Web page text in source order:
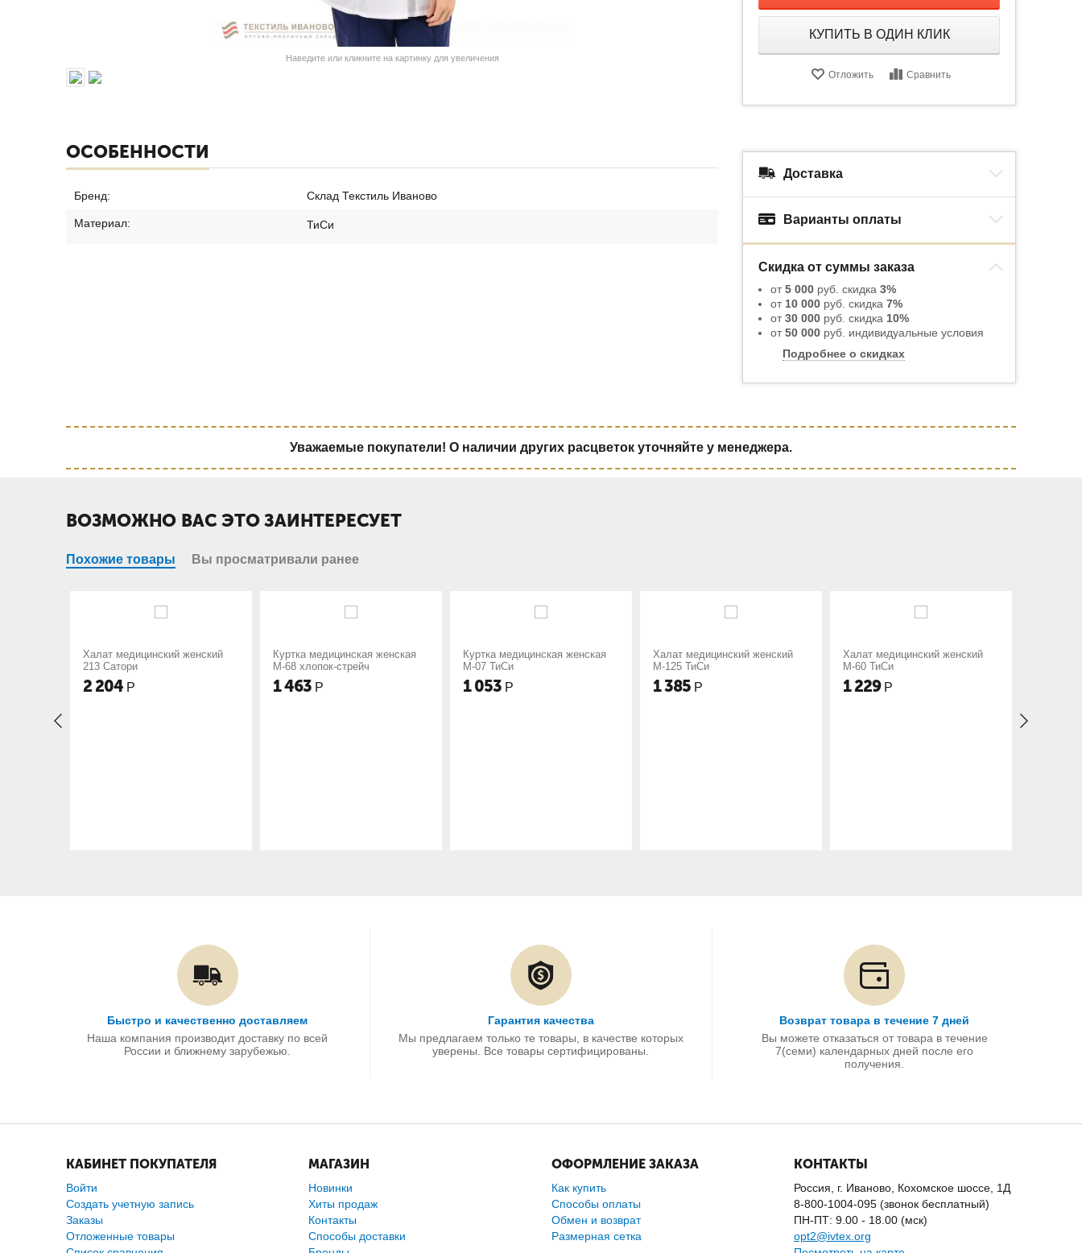
Наведите или кликните на картинку для увеличения
КУПИТЬ В ОДИН КЛИК
Отложить Сравнить
ОСОБЕННОСТИ
Бренд: Склад Текстиль Иваново
Материал: ТиСи
Доставка
Варианты оплаты
Скидка от суммы заказа
от5 000 руб. скидка 3%
от 10 000 руб. скидка 7%
от30 000 руб. скидка 10%
от50 000 руб. индивидуальные условия
Подробнее о скидках
Уважаемые покупатели! О наличии других расцветок уточняйте у менеджера.
ВОЗМОЖНО ВАС ЭТО ЗАИНТЕРЕСУЕТ
Похожие товары Вы просматривали ранее
женский
Куртка медицинская женская
Куртка медицинская женская
М-07 ТиСи
Халат медицинский женский
Халат медицинский женский
Халат медицинский женский
Быстро и качественно доставляем
Наша компания производит доставку по всей
России и ближнему зарубежью.
Гарантия качества
Мы предлагаем только те товары, в качестве которых
уверены. Все товары сертифицированы.
Возврат товара в течение 7 дней
Вы можете отказаться от товара в течение
7(семи) календарных дней после его
получения.
КАБИНЕТ ПОКУПАТЕЛЯ
Войти
Создать учетную запись
Заказы
Отложенные товары
МАГАЗИН
Новинки
Хиты продаж
Контакты
Способы доставки
ОФОРМЛЕНИЕ ЗАКАЗА
Как купить
Способы оплаты
Обмен и возврат
Размерная сетка
КОНТАКТЫ
Россия, г. Иваново, Кохомское шоссе, 1Д
8-800-1004-095 (звонок бесплатный)
ПН-ПТ: 9.00 - 18.00 (мск)
opt2@ivtex.org